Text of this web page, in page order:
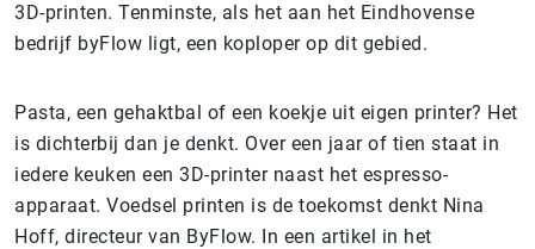
3D-printen. Tenminste, als het aan het Eindhovense
bedrijf byFlow ligt, een koploper op dit gebied.
Pasta, een gehaktbal of een koekje uit eigen printer? Het
is dichterbij dan je denkt. Over een jaar of tien staat in
iedere keuken een 3D-printer naast het espresso-
apparaat. Voedsel printen is de toekomst denkt Nina
Hoff, directeur van ByFlow. In een artikel in het